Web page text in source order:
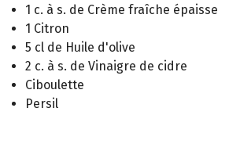
1 c. à s. de Crème fraîche épaisse
1 Citron
5 cl de Huile d'olive
2 c. à s. de Vinaigre de cidre
Ciboulette
Persil